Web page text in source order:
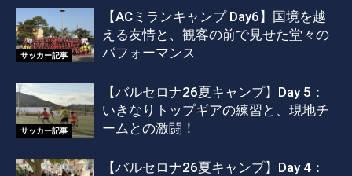
サッカー記事
【ACミランキャンプ Day6】国境を越
える友情と、観客の前で見せた堂々の
パフォーマンス
サッカー記事
【バルセロナ26夏キャンプ】Day 5：
いきなりトップギアの練習と、現地チ
ームとの激闘！
【バルセロナ26夏キャンプ】Day 4：